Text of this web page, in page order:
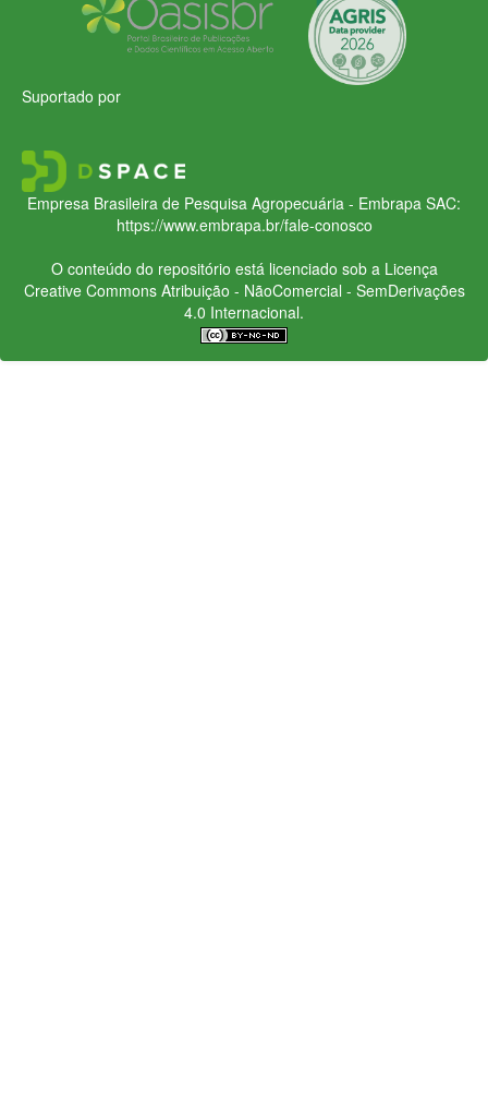
Suportado por
Empresa Brasileira de Pesquisa Agropecuária - Embrapa SAC:
https://www.embrapa.br/fale-conosco
O conteúdo do repositório está licenciado sob a Licença
Creative CommonsAtribuição - NãoComercial - SemDerivações
4.0 Internacional.